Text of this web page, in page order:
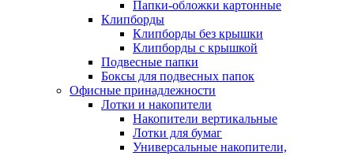
Папки-обложки картонные
Клипборды
Клипборды без крышки
Клипборды с крышкой
Подвесные папки
Боксы для подвесных папок
Офисные принадлежности
Лотки и накопители
Накопители вертикальные
Лотки для бумаг
Универсальные накопители,